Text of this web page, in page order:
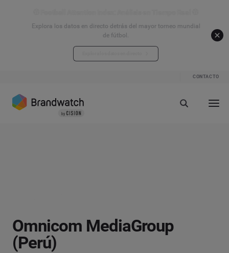
Explora los datos en directo detrás del mayor torneo mundial
de fútbol.
CONTACTO
Omnicom MediaGroup
(Perú)